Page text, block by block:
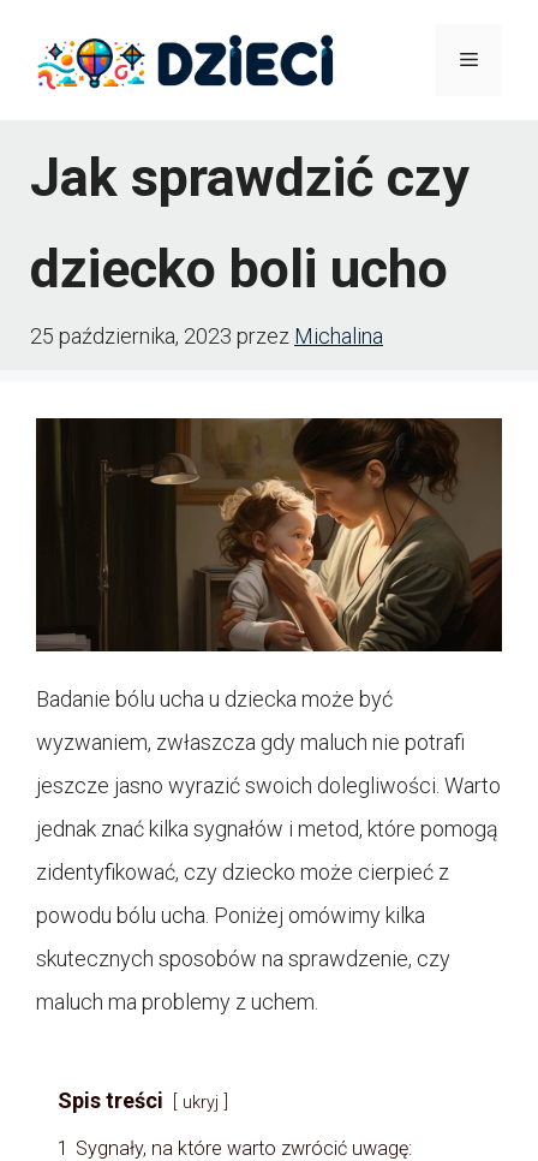
Menu
Jak sprawdzić czy
dziecko boli ucho
25 października, 2023 przez Michalina
Badanie bólu ucha u dziecka może być
wyzwaniem, zwłaszcza gdy maluch nie potrafi
jeszcze jasno wyrazić swoich dolegliwości. Warto
jednak znać kilka sygnałów i metod, które pomogą
zidentyfikować, czy dziecko może cierpieć z
powodu bólu ucha. Poniżej omówimy kilka
skutecznych sposobów na sprawdzenie, czy
maluch ma problemy z uchem.
Spis treści ukryj
1 Sygnały, na które warto zwrócić uwagę: